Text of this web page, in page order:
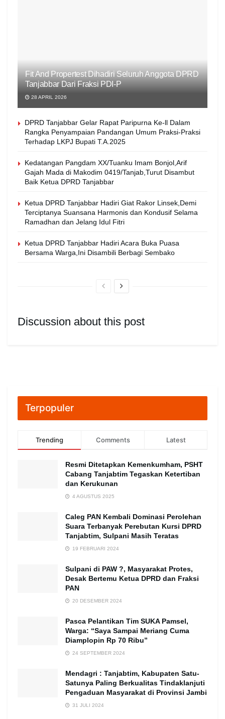
Fit And Propertest Dihadiri Seluruh Anggota DPRD
Tanjabbar Dari Fraksi PDI-P
28 APRIL 2026
DPRD Tanjabbar Gelar Rapat Paripurna Ke-ll Dalam
Rangka Penyampaian Pandangan Umum Praksi-Praksi
Terhadap LKPJ Bupati T.A.2025
Kedatangan Pangdam XX/Tuanku Imam Bonjol,Arif
Gajah Mada di Makodim 0419/Tanjab,Turut Disambut
Baik Ketua DPRD Tanjabbar
Ketua DPRD Tanjabbar Hadiri Giat Rakor Linsek,Demi
Terciptanya Suansana Harmonis dan Kondusif Selama
Ramadhan dan Jelang Idul Fitri
Ketua DPRD Tanjabbar Hadiri Acara Buka Puasa
Bersama Warga,Ini Disambili Berbagi Sembako
Discussion about this post
Terpopuler
Trending Comments Latest
Resmi Ditetapkan Kemenkumham, PSHT
Cabang Tanjabtim Tegaskan Ketertiban
dan Kerukunan
4 AGUSTUS 2025
Caleg PAN Kembali Dominasi Perolehan
Suara Terbanyak Perebutan Kursi DPRD
Tanjabtim, Sulpani Masih Teratas
19 FEBRUARI 2024
Sulpani di PAW ?, Masyarakat Protes,
Desak Bertemu Ketua DPRD dan Fraksi
PAN
20 DESEMBER 2024
Pasca Pelantikan Tim SUKA Pamsel,
Warga: “Saya Sampai Meriang Cuma
Diamplopin Rp 70 Ribu”
24 SEPTEMBER 2024
Mendagri : Tanjabtim, Kabupaten Satu-
Satunya Paling Berkualitas Tindaklanjuti
Pengaduan Masyarakat di Provinsi Jambi
31 JULI 2024